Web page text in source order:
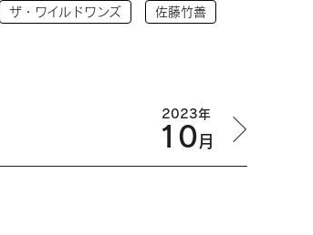
ザ・ワイルドワンズ 佐藤竹善
2023年
10月